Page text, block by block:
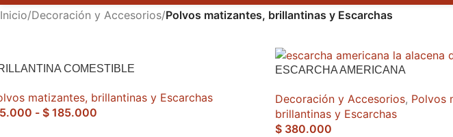
Inicio/Decoración y Accesorios/Polvos matizantes, brillantinas y Escarchas
COMESTIBLE
matizantes, brillantinas y Escarchas
- $ 185.000
ESCARCHA AMERICANA
Decoración y Accesorios, Polvos
brillantinas y Escarchas
$ 380.000